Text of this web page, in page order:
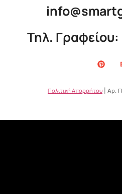
Τηλ. Γραφείου:
Πολιτική Απορρήτου | Αρ.